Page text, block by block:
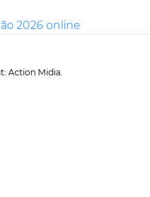
2026 online
Action Midia.